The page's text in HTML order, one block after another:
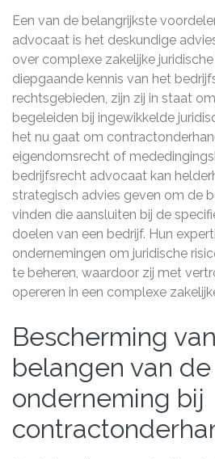
Een van de belangrijkste
advocaat is het deskundige
over complexe zakelijke
diepgaande kennis van het
rechtsgebieden, zijn zij in staat
begeleiden bij ingewikkelde
het nu gaat om
eigendomsrecht of
bedrijfsrecht advocaat kan
strategisch advies geven om de
vinden die aansluiten bij de
doelen van een bedrijf. Hun
ondernemingen om juridische
te beheren, waardoor zij met
opereren in een complexe
Bescherming
belangen van de
onderneming bij